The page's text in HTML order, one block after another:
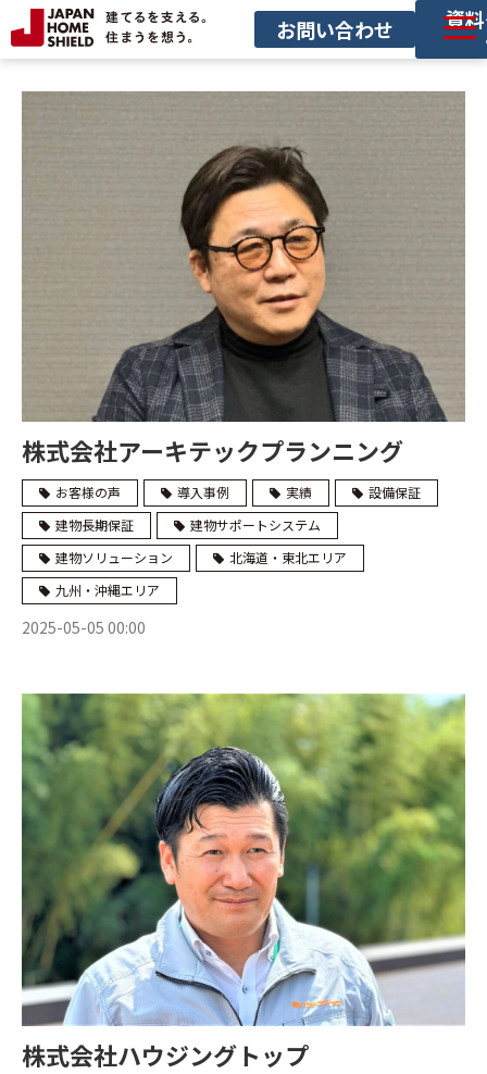
お問い合わせ 資
セミナー
お役立ち情報
サービス利用の流れ
株式会社アーキテックプランニング
お客様の声 導入事例 実績
設備保証
建物長期保証
建物サポートシステム
建物ソリューション
北海道・東北エリア
九州・沖縄エリア
2025-05-05 00:00
株式会社ハウジングトップ